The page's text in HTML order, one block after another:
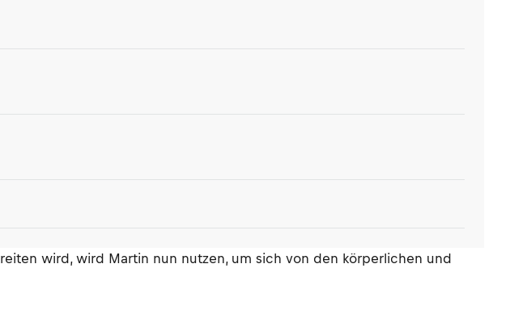
wird, wird Martin nun nutzen, um sich von den körperlichen und